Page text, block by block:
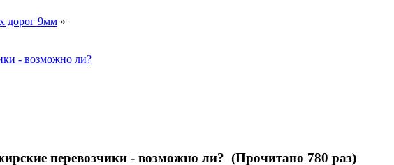
дорог 9мм »
- возможно ли?
перевозчики - возможно ли? (Прочитано 780 раз)